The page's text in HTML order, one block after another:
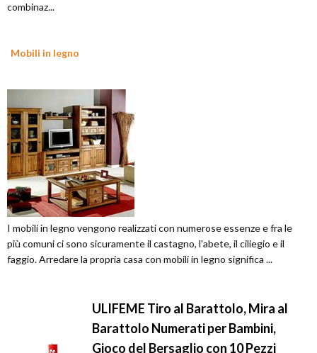
combinaz...
Mobili in legno
I mobili in legno vengono realizzati con numerose essenze e fra le
più comuni ci sono sicuramente il castagno, l'abete, il ciliegio e il
faggio. Arredare la propria casa con mobili in legno significa ...
ULIFEME Tiro al Barattolo, Mira al
Barattolo Numerati per Bambini,
Gioco del Bersaglio con 10 Pezzi